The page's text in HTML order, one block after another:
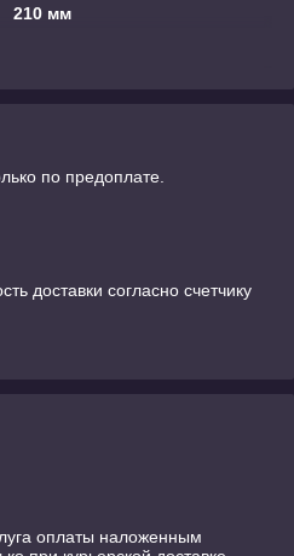
210 мм
по предоплате.
доставки согласно счетчику
оплаты наложенным